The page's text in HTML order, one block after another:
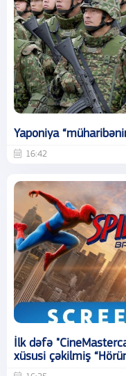
Yaponiya
16:42
İlk dəfə
xüsusi çəkilmiş